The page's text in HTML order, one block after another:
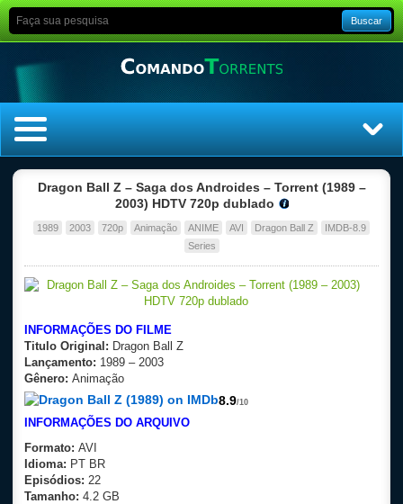
Buscar
Filmes
Dragon Ball Z – Saga dos Androides – Torrent (1989 –
2003) HDTV 720p dublado
1989 2003 720p Animação ANIME AVI Dragon Ball Z
IMDB-8.9
Series
INFORMAÇÕES DO FILME
Titulo Original: Dragon Ball Z
Lançamento: 1989 – 2003
Gênero: Animação
8.9/10
INFORMAÇÕES DO ARQUIVO
Formato: AVI
Idioma: PT BR
Episódios: 22
Tamanho: 4.2 GB